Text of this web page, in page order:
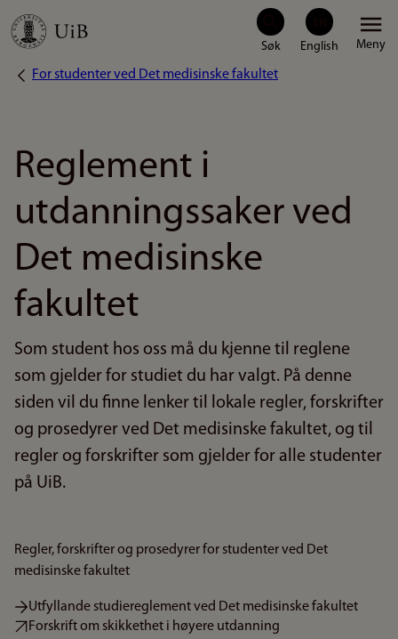
Hopp
Meny
Navigasjonssti
For studenter ved Det medisinske fakultet
Reglement i
utdanningssaker ved
Det medisinske
fakultet
Som student hos oss må du kjenne til reglene
som gjelder for studiet du har valgt. På denne
siden vil du finne lenker til lokale regler, forskrifter
og prosedyrer ved Det medisinske fakultet, og til
regler og forskrifter som gjelder for alle studenter
på UiB.
Regler, forskrifter og prosedyrer for studenter ved Det
medisinske fakultet
Utfyllande studiereglement ved Det medisinske fakultet
Forskrift om skikkethet i høyere utdanning